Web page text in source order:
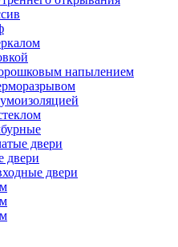
напылением
двери
двери
двери